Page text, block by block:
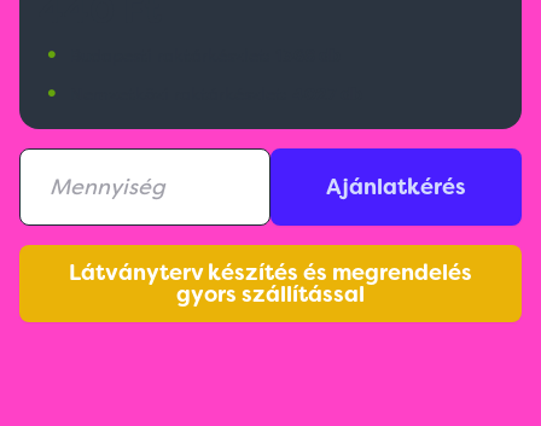
•
•
Ajánlatkérés
Látványterv készítés és megrendelés
gyors szállítással